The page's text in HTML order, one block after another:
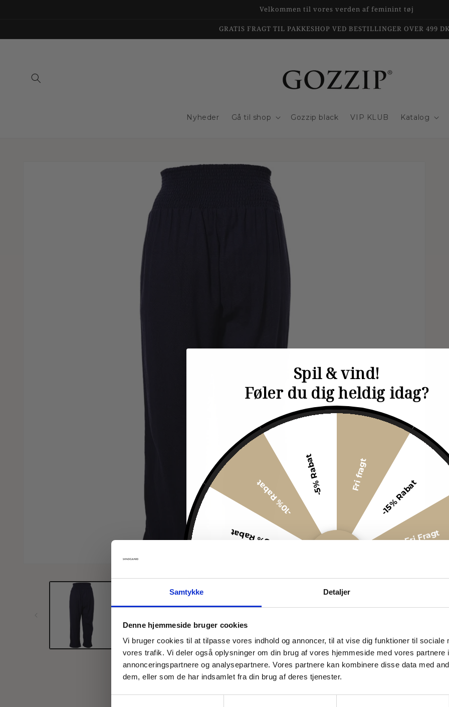
Samtykke Detaljer
Denne hjemmeside bruger cookies
Vi bruger cookies til at tilpasse vores indhold og annoncer, til at vise dig funktioner til sociale
vores trafik. Vi deler også oplysninger om din brug af vores hjemmeside med vores partnere
annonceringspartnere og analysepartnere. Vores partnere kan kombinere disse data med
dem, eller som de har indsamlet fra din brug af deres tjenester.
Velkommen til vores verden af feminint tøj
GRATIS FRAGT TIL PAKKESHOP VED BESTILLINGER OVER 499
Nyheder Gå til shop Gozzip black VIP KLUB Katalog
Spil & vind!
Føler du dig heldig idag?
Fri fragt
-15% Rabat
Fri Fragt
-5% Rabat
-5% Rabat
Fri fragt
Fri Fragt
-5% Rabat
-10% Rabat
-5% Rabat